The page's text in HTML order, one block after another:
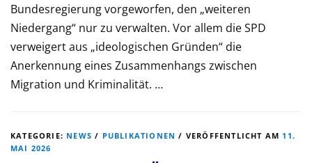
Bundesregierung vorgeworfen, den „weiteren
Niedergang“ nur zu verwalten. Vor allem die SPD
verweigert aus „ideologischen Gründen“ die
Anerkennung eines Zusammenhangs zwischen
Migration und Kriminalität. …
KATEGORIE: NEWS / PUBLIKATIONEN / VERÖFFENTLICHT AM 11.
MAI 2026